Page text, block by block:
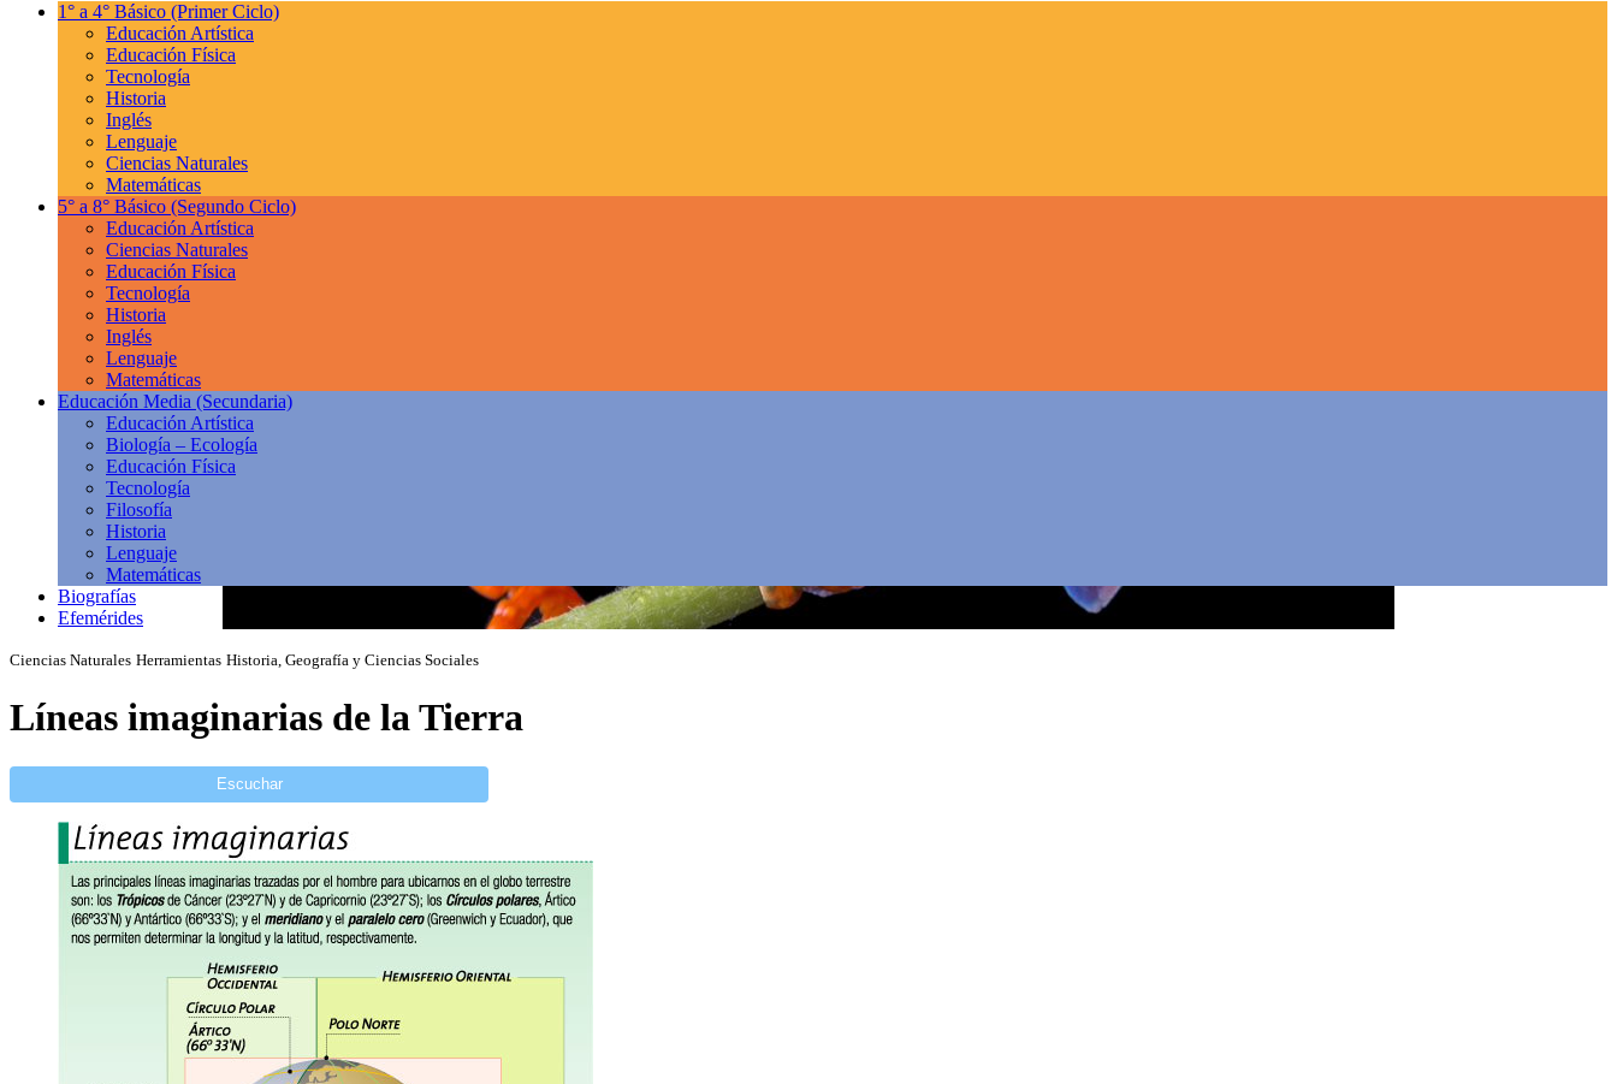
1° a 4° Básico (Primer Ciclo)
Educación Artística
Educación Física
Tecnología
Historia
Inglés
Lenguaje
Ciencias Naturales
Matemáticas
5° a 8° Básico (Segundo Ciclo)
Educación Artística
Ciencias Naturales
Educación Física
Tecnología
Historia
Inglés
Lenguaje
Matemáticas
Educación Media (Secundaria)
Educación Artística
Biología – Ecología
Educación Física
Tecnología
Filosofía
Historia
Lenguaje
Matemáticas
Biografías
Efemérides
Ciencias Naturales Herramientas Historia, Geografía y Ciencias Sociales
Líneas imaginarias de la Tierra
Escuchar